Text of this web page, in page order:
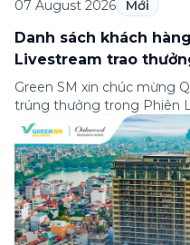
07 August 2026 Mới
Danh sách khách
Livestream trao
cuộc vui”
Green SM xin chúc mừng
trúng thưởng trong Phiên
Minigame “Giữ nhịp cuộc
trên Fanpage và TikTok
04/08/2026. Phiên
theo dõi của đông […]